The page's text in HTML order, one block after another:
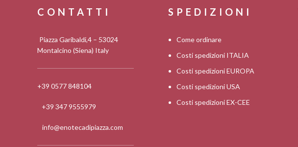
CONTATTI
Piazza Garibaldi,4 – 53024
Montalcino (Siena) Italy
+39 0577 848104
+39 347 9555979
info@enotecadipiazza.com
SPEDIZIONI
Come ordinare
Costi spedizioni ITALIA
Costi spedizioni EUROPA
Costi spedizioni USA
Costi spedizioni EX-CEE